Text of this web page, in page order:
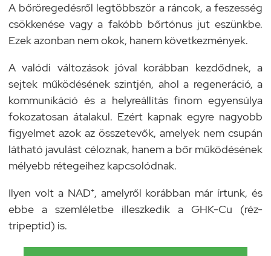
A bőröregedésről legtöbbször a ráncok, a feszesség
csökkenése vagy a fakóbb bőrtónus jut eszünkbe.
Ezek azonban nem okok, hanem következmények.
A valódi változások jóval korábban kezdődnek, a
sejtek működésének szintjén, ahol a regeneráció, a
kommunikáció és a helyreállítás finom egyensúlya
fokozatosan átalakul. Ezért kapnak egyre nagyobb
figyelmet azok az összetevők, amelyek nem csupán
látható javulást céloznak, hanem a bőr működésének
mélyebb rétegeihez kapcsolódnak.
Ilyen volt a NAD⁺, amelyről korábban már írtunk, és
ebbe a szemléletbe illeszkedik a GHK-Cu (réz-
tripeptid) is.